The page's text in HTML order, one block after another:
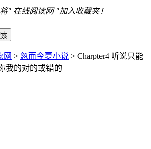
" 在线阅读网 "加入收藏夹！
网 > 忽而今夏小说 > Charpter4 听说只能
我的对的或错的